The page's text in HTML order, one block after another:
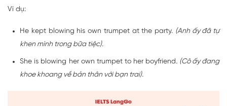
Ví dụ:
He kept blowing his own trumpet at the party. (Anh ấy đã tự
khen mình trong bữa tiệc).
She is blowing her own trumpet to her boyfriend. (Cô ấy đang
khoe khoang về bản thân với bạn trai).